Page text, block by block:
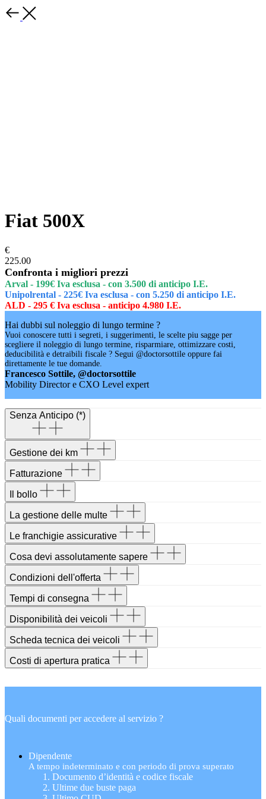
Fiat 500X
€
225.00
Confronta i migliori prezzi
Arval - 199€ Iva esclusa - con 3.500 di anticipo I.E.
Unipolrental - 225€ Iva esclusa - con 5.250 di anticipo I.E.
ALD - 295 € Iva esclusa - anticipo 4.980 I.E.
Hai dubbi sul noleggio di lungo termine ?
Vuoi conoscere tutti i segreti, i suggerimenti, le scelte piu sagge per
scegliere il noleggio di lungo termine, risparmiare, ottimizzare costi,
deducibilità e detraibili fiscale ? Segui @doctorsottile oppure fai
direttamente le tue domande.
Francesco Sottile, @doctorsottile
Mobility Director e CXO Level expert
Senza Anticipo (*)
Gestione dei km
Fatturazione
Il bollo
La gestione delle multe
Le franchigie assicurative
Cosa devi assolutamente sapere
Condizioni dell'offerta
Tempi di consegna
Disponibilità dei veicoli
Scheda tecnica dei veicoli
Costi di apertura pratica
Quali documenti per accedere al servizio ?
Dipendente
A tempo indeterminato e con periodo di prova superato
Documento d’identità e codice fiscale
Ultime due buste paga